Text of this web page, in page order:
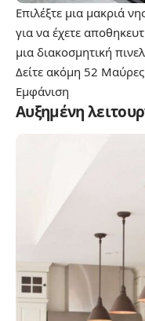
Επιλέξτε μια μακριά
για να έχετε
μια διακοσμητική
Δείτε ακόμη 52 Μαύρες
Εμφάνιση
Αυξημένη